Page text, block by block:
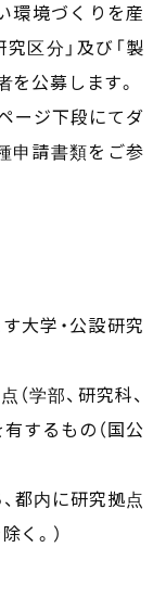
環境づくりを産
区分」及び「製
を公募します。
ージ下段にてダ
申請書類をご参
大学・公設研究
学部、研究科、
するもの（国公
都内に研究拠点
く。）